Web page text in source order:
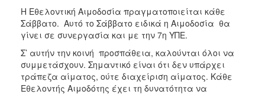
Η Εθελοντική Αιμοδοσία πραγματοποιείται κάθε
Σάββατο. Αυτό το Σάββατο ειδικά η Αιμοδοσία θα
γίνει σε συνεργασία και με την 7η ΥΠΕ.
Σ’ αυτήν την κοινή προσπάθεια, καλούνται όλοι να
συμμετάσχουν. Σημαντικό είναι ότι δεν υπάρχει
τράπεζα αίματος, ούτε διαχείριση αίματος. Κάθε
Εθελοντής Αιμοδότης έχει τη δυνατότητα να